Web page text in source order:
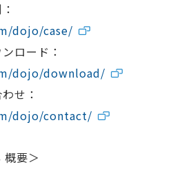
dojo/case/
ロード：
dojo/download/
せ：
dojo/contact/
概要＞